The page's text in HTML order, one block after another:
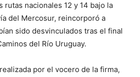
rutas nacionales 12 y 14 bajo la
del Mercosur, reincorporó a
sido desvinculados tras el final
del Río Uruguay.
por el vocero de la firma,